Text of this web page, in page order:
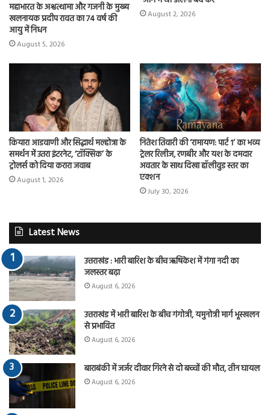
महाभारत के अश्वत्थामा और गजनी के मुख्य
खलनायक प्रदीप रावत का 74 वर्ष की
आयु में निधन
August 5, 2026
August 2, 2026
कियारा आडवाणी और सिद्धार्थ मल्होत्रा के
समर्थन में उतरा इंटरनेट, ‘टॉक्सिक’ के
ट्रोलर्स को दिया करारा जवाब
August 1, 2026
नितेश तिवारी की ‘रामायण: पार्ट 1’ का भव्य
ट्रेलर रिलीज, रणबीर और यश के दमदार
अवतार के साथ दिखा हॉलीवुड स्तर का
एक्शन
July 30, 2026
Latest News
उत्तराखंड : भारी बारिश के बीच ऋषिकेश में गंगा नदी का
जलस्तर बढ़ा
August 6, 2026
उत्तराखंड में भारी बारिश के बीच गंगोत्री, यमुनोत्री मार्ग भूस्खलन
से प्रभावित
August 6, 2026
बाराबंकी में जर्जर दीवार गिरने से दो बच्चों की मौत, तीन घायल
August 6, 2026